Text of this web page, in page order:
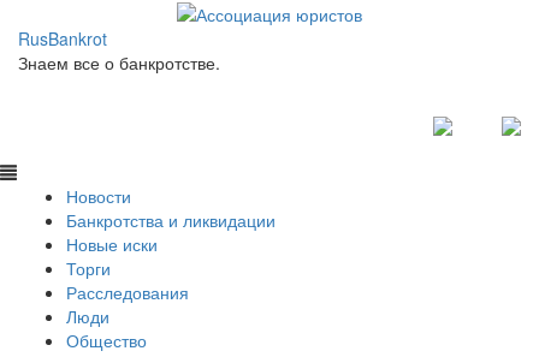
RusBankrot
Знаем все о банкротстве.
Новости
Банкротства и ликвидации
Новые иски
Торги
Расследования
Люди
Общество